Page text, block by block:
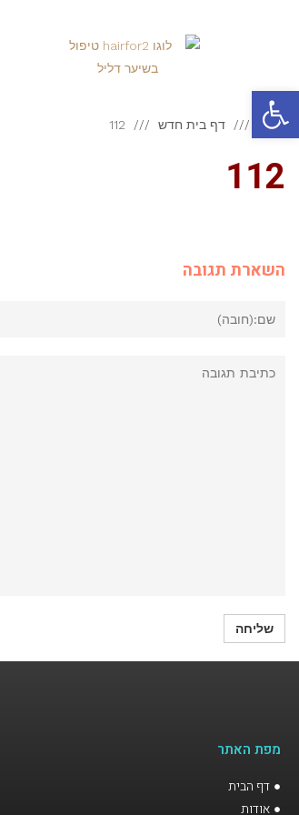
ראשי דף בית חדש 112
112
השארת תגובה
מפת האתר
דף הבית
אודות
פתח סרגל נגישות